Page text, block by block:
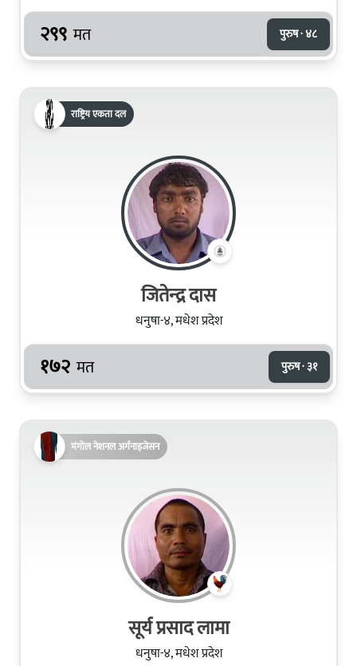
२९९ मत पुरुष · ४८
राष्ट्रिय एकता दल
जितेन्‍द्र दास
धनुषा-४, मधेश प्रदेश
१७२ मत पुरुष · ३१
मंगोल नेशनल अर्गनाइजेसन
सूर्य प्रसाद लामा
धनुषा-४, मधेश प्रदेश